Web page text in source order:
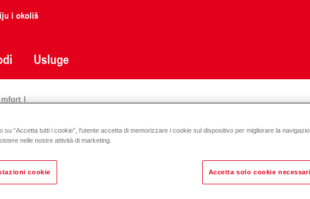
i okoliš
Usluge
I
Belaria comfort I
comfort ICM (8.13)
Dizalica topline zrak/voda za grijanje, hlađenje i pripremu
su “Accetta tutti i cookie”, l'utente accetta di memorizzare i cookie sul dispositivo per migliorare la
nelle nostre attività di marketing.
cookie Accetta solo cookie necessari